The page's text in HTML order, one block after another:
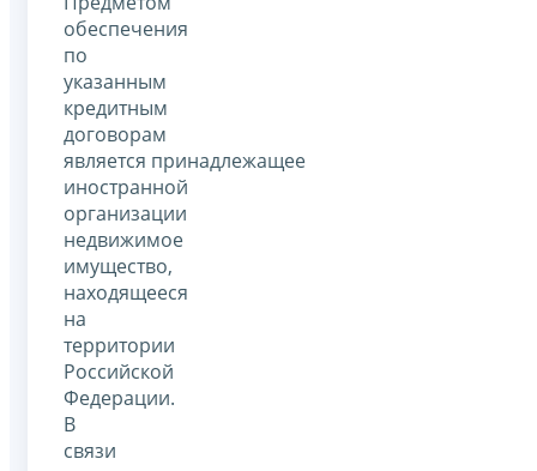
обеспечения
по
указанным
кредитным
договорам
является принадлежащее
иностранной
организации
недвижимое
имущество,
находящееся
на
территории
Российской
Федерации.
В
связи